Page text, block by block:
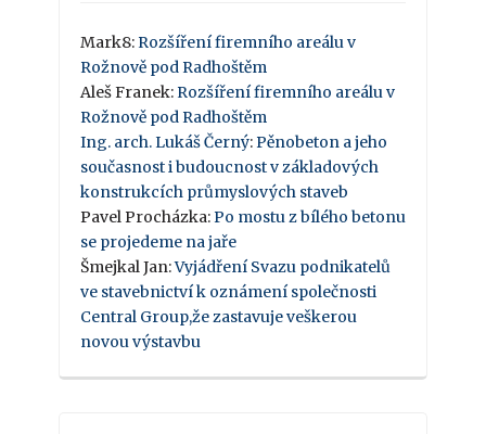
Mark8: Rozšíření firemního areálu v
Rožnově pod Radhoštěm
Aleš Franek: Rozšíření firemního areálu v
Rožnově pod Radhoštěm
Ing. arch. Lukáš Černý: Pěnobeton a jeho
současnost i budoucnost v základových
konstrukcích průmyslových staveb
Pavel Procházka: Po mostu z bílého betonu
se projedeme na jaře
Šmejkal Jan:Vyjádření Svazu podnikatelů
ve stavebnictví k oznámení společnosti
Central Group,že zastavuje veškerou
novou výstavbu